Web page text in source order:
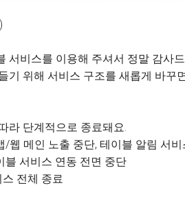
서비스를 이용해 주셔서 정말 감사
기 위해 서비스 구조를 새롭게 바꾸
라 단계적으로 종료돼요.
/웹 메인 노출 중단, 테이블 알림 서
블 서비스 연동 전면 중단
전체 종료